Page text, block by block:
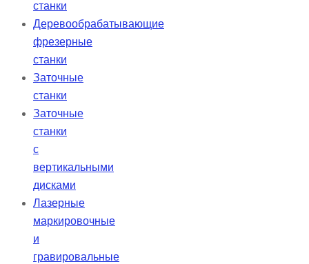
станки
Деревообрабатывающие
фрезерные
станки
Заточные
станки
Заточные
станки
с
вертикальными
дисками
Лазерные
маркировочные
и
гравировальные